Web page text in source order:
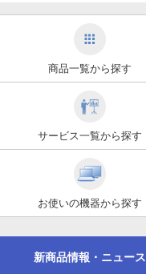
商品一覧から探す
サービス一覧から探す
お使いの機器から探す
新商品情報・ニュース